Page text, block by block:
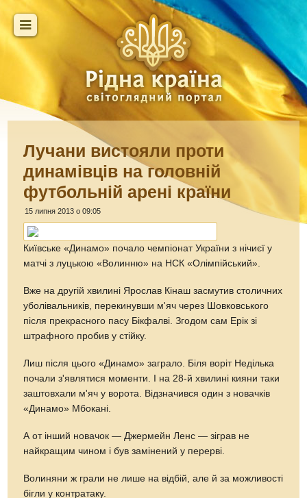
Лучани вистояли проти
динамівців на головній
футбольній арені країни
15 липня 2013 о 09:05
Київське «Динамо» почало чемпіонат України з нічиєї у
матчі з луцькою «Волинню» на НСК «Олімпійський».
Вже на другій хвилині Ярослав Кінаш засмутив столичних
уболівальників, перекинувши м'яч через Шовковського
після прекрасного пасу Бікфалві. Згодом сам Ерік зі
штрафного пробив у стійку.
Лиш після цього «Динамо» заграло. Біля воріт Неділька
почали з'являтися моменти. І на 28-й хвилині кияни таки
заштовхали м'яч у ворота. Відзначився один з новачків
«Динамо» Мбокані.
А от інший новачок — Джермейн Ленс — зіграв не
найкращим чином і був замінений у перерві.
Волиняни ж грали не лише на відбій, але й за можливості
бігли у контратаку.